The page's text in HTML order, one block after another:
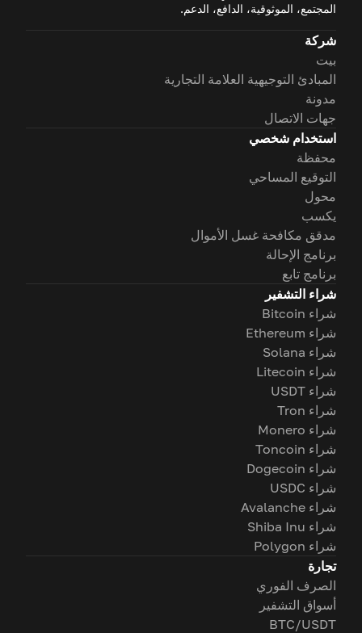
المجتمع، الموثوقية، الدافع، الدعم.
شركة
بيت
المبادئ التوجيهية العلامة التجارية
مدونة
جهات الاتصال
استخدام شخصي
محفظة
التوقيع المساحي
محول
يكسب
مدقق مكافحة غسل الأموال
برنامج الإحالة
برنامج تابع
شراء التشفير
شراء Bitcoin
شراء Ethereum
شراء Solana
شراء Litecoin
شراء USDT
شراء Tron
شراء Monero
شراء Toncoin
شراء Dogecoin
شراء USDC
شراء Avalanche
شراء Shiba Inu
شراء Polygon
تجارة
الصرف الفوري
أسواق التشفير
BTC/USDT